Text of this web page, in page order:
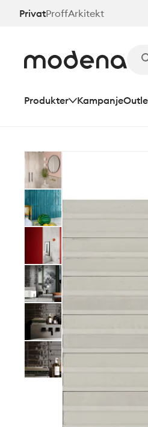
HoppPrivatProffArkitekt
Produkter Kampanje